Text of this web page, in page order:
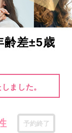
齢差±5歳
ました。
予約終了